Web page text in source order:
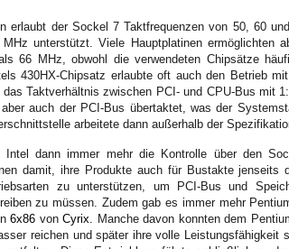
erlaubt der Sockel 7 Taktfrequenzen von 50, 60
unterstützt. Viele Hauptplatinen ermöglichten
66 MHz, obwohl die verwendeten Chipsätze
430HX-Chipsatz erlaubte oft auch den Betrieb
Taktverhältnis zwischen PCI- und CPU-Bus mit
auch der PCI-Bus übertaktet, was der
arbeitete dann außerhalb der
dann immer mehr die Kontrolle über den
damit, ihre Produkte auch für Bustakte jenseits
zu unterstützen, um PCI-Bus und
zu müssen. Zudem gab es immer mehr
6x86 von Cyrix. Manche davon konnten dem
reichen und später ihre volle Leistungsfähigkeit